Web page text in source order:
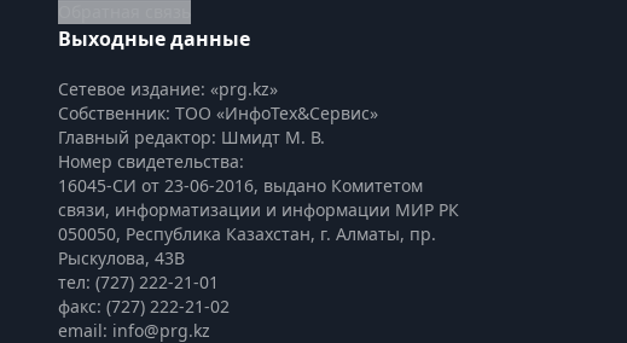
Выходные данные
Сетевое издание: «prg.kz»
Собственник: ТОО «ИнфоТех&Сервис»
Главный редактор: Шмидт М. В.
Номер свидетельства:
16045-СИ от 23-06-2016, выдано Комитетом
связи, информатизации и информации МИР РК
050050, Республика Казахстан, г. Алматы, пр.
Рыскулова, 43В
тел: (727) 222-21-01
факс: (727) 222-21-02
email: info@prg.kz